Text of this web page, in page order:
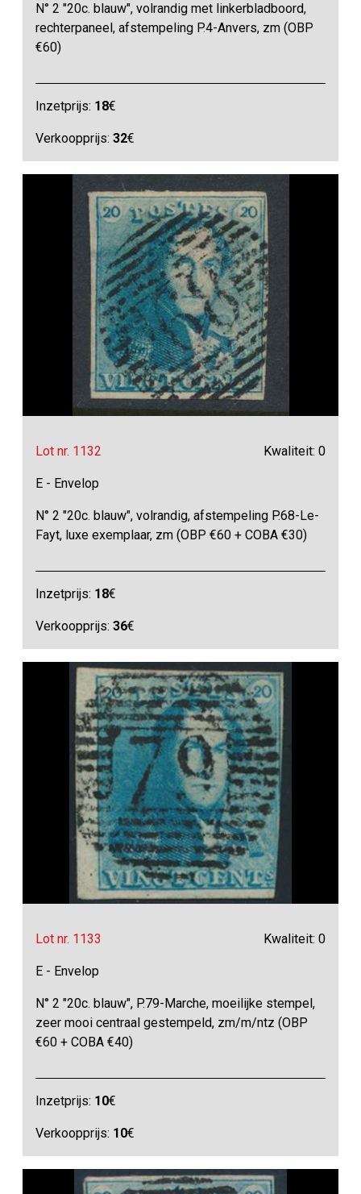
N° 2 "20c. blauw", volrandig met linkerbladboord,
rechterpaneel, afstempeling P.4-Anvers, zm (OBP
€60)
Inzetprijs: 18€
Verkoopprijs:32€
Lot nr. 1132 Kwaliteit: 0
E - Envelop
N° 2 "20c. blauw", volrandig, afstempeling P.68-Le-
Fayt, luxe exemplaar, zm (OBP €60 + COBA €30)
Inzetprijs: 18€
Verkoopprijs:36€
Lot nr. 1133 Kwaliteit: 0
E - Envelop
N° 2 "20c. blauw", P.79-Marche, moeilijke stempel,
zeer mooi centraal gestempeld, zm/m/ntz (OBP
€60 + COBA €40)
Inzetprijs: 10€
Verkoopprijs: 10€